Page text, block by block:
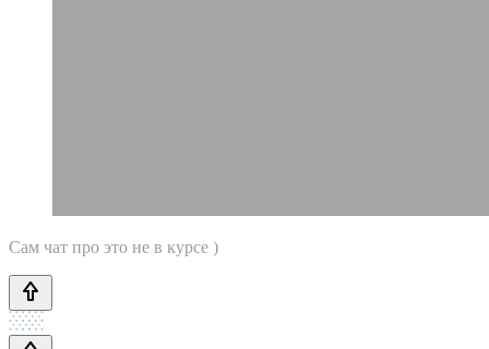
Сам чат про это не в курсе )